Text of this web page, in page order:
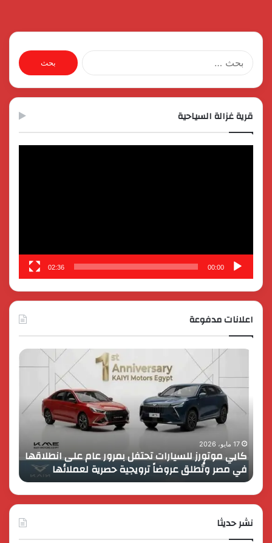
البحث
عن:
قرية غزالة السياحية
00:00
02:36
اعلانات مدفوعة
للسيارات
بمرور
انطلاقها
في
مصر
وتُطلق
عروضاً
ترويجية
حصرية
17 مايو، 2026
كايي موتورز للسيارات تحتفل بمرور عام على انطلاقها
في مصر وتُطلق عروضاً ترويجية حصرية لعملائها
إطلاق
جديدة
نشر حديثا